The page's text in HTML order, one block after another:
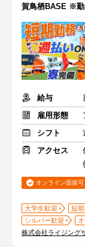
賀鳥栖BASE ※勤
給与
雇用形態
シフト
アクセス
オンライン面接可
大学生歓迎 短期
シルバー歓迎
株式会社ライジング